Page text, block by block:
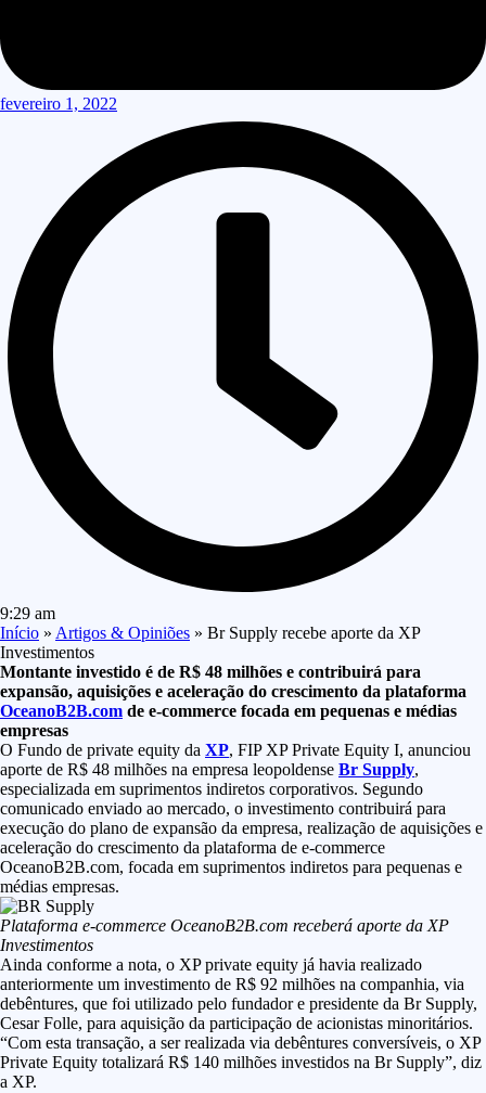
fevereiro 1, 2022
9:29 am
Início » Artigos & Opiniões » Br Supply recebe aporte da XP
Investimentos
Montante investido é de R$ 48 milhões e contribuirá para
expansão, aquisições e aceleração do crescimento da plataforma
OceanoB2B.com de e-commerce focada em pequenas e médias
empresas
O Fundo de private equity da XP, FIP XP Private Equity I, anunciou
aporte de R$ 48 milhões na empresa leopoldense Br Supply,
especializada em suprimentos indiretos corporativos. Segundo
comunicado enviado ao mercado, o investimento contribuirá para
execução do plano de expansão da empresa, realização de aquisições e
aceleração do crescimento da plataforma de e-commerce
OceanoB2B.com, focada em suprimentos indiretos para pequenas e
médias empresas.
Plataforma e-commerce OceanoB2B.com receberá aporte da XP
Investimentos
Ainda conforme a nota, o XP private equity já havia realizado
anteriormente um investimento de R$ 92 milhões na companhia, via
debêntures, que foi utilizado pelo fundador e presidente da Br Supply,
Cesar Folle, para aquisição da participação de acionistas minoritários.
“Com esta transação, a ser realizada via debêntures conversíveis, o XP
Private Equity totalizará R$ 140 milhões investidos na Br Supply”, diz
a XP.